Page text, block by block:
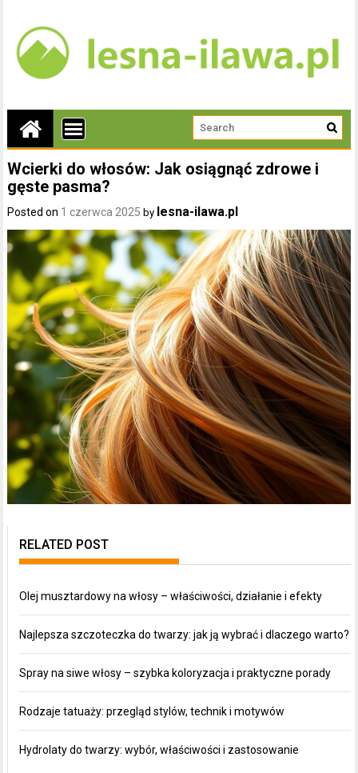
Wcierki do włosów: Jak osiągnąć zdrowe i
gęste pasma?
Posted on 1 czerwca 2025 by lesna-ilawa.pl
RELATED POST
Olej musztardowy na włosy – właściwości, działanie i efekty
Najlepsza szczoteczka do twarzy: jak ją wybrać i dlaczego warto?
Spray na siwe włosy – szybka koloryzacja i praktyczne porady
Rodzaje tatuaży: przegląd stylów, technik i motywów
Hydrolaty do twarzy: wybór, właściwości i zastosowanie